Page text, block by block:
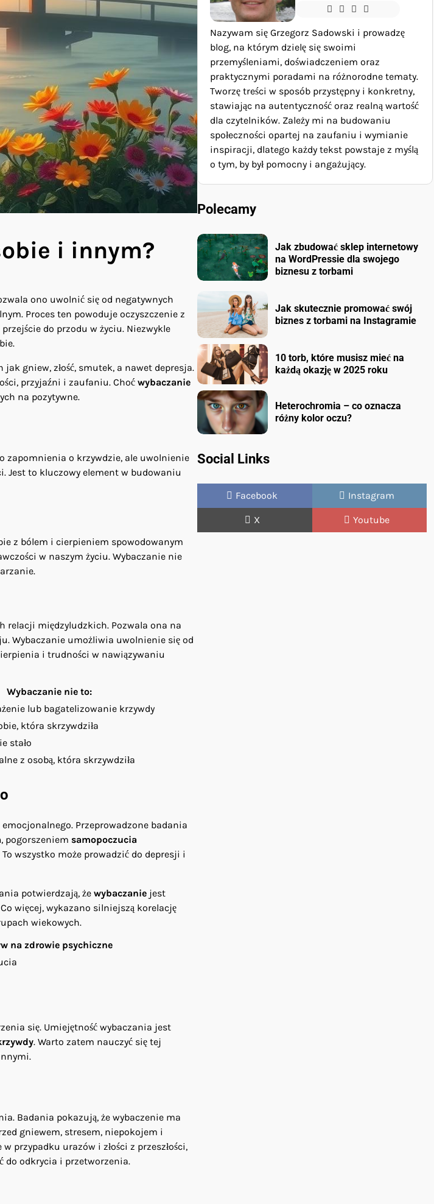
i innym?
ono uwolnić się od negatywnych
Proces ten powoduje oczyszczenie z
do przodu w życiu. Niezwykle
gniew, złość, smutek, a nawet depresja.
przyjaźni i zaufaniu. Choć wybaczanie
na pozytywne.
zapomnienia o krzywdzie, ale uwolnienie
Jest to kluczowy element w budowaniu
z bólem i cierpieniem spowodowanym
w naszym życiu. Wybaczanie nie
relacji międzyludzkich. Pozwala ona na
Wybaczanie umożliwia uwolnienie się od
i trudności w nawiązywaniu
Wybaczanie nie to:
lub bagatelizowanie krzywdy
która skrzywdziła
stało
z osobą, która skrzywdziła
Przeprowadzone badania
, pogorszeniem samopoczucia
To wszystko może prowadzić do depresji i
potwierdzają, że wybaczanie jest
więcej, wykazano silniejszą korelację
wiekowych.
na zdrowie psychiczne
się. Umiejętność wybaczania jest
. Warto zatem nauczyć się tej
Badania pokazują, że wybaczenie ma
gniewem, stresem, niepokojem i
przypadku urazów i złości z przeszłości,
do odkrycia i przetworzenia.
Nazywam się Grzegorz Sadowski i prowadzę
blog, na którym dzielę się swoimi
przemyśleniami, doświadczeniem oraz
praktycznymi poradami na różnorodne tematy.
Tworzę treści w sposób przystępny i konkretny,
stawiając na autentyczność oraz realną wartość
dla czytelników. Zależy mi na budowaniu
społeczności opartej na zaufaniu i wymianie
inspiracji, dlatego każdy tekst powstaje z myślą
o tym, by był pomocny i angażujący.
Polecamy
Jak zbudować sklep internetowy
na WordPressie dla swojego
biznesu z torbami
Jak skutecznie promować swój
biznes z torbami na Instagramie
10 torb, które musisz mieć na
każdą okazję w 2025 roku
Heterochromia – co oznacza
różny kolor oczu?
Social Links
Facebook Instagram
X Youtube